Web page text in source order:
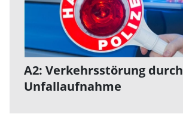
A2: Verkehrsstörung durch
Unfallaufnahme